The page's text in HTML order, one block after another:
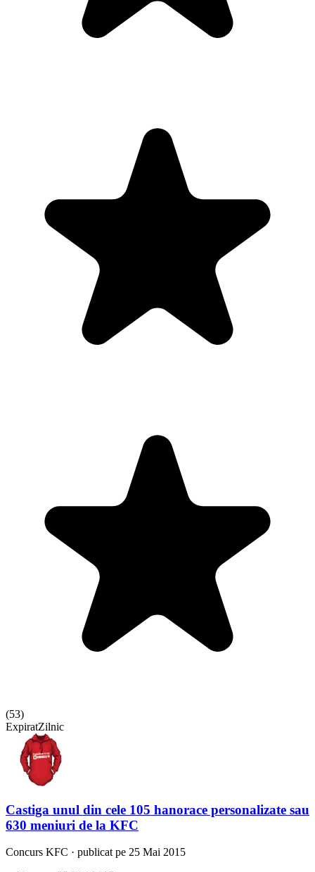
(53)
ExpiratZilnic
Castiga unul din cele 105 hanorace personalizate sau
630 meniuri de la KFC
Concurs KFC · publicat pe 25 Mai 2015